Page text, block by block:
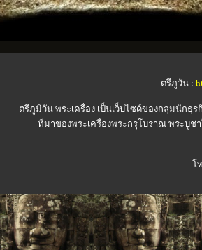
ตรีภูวัน :
ตรีภูมิวัน พระเครื่อง เป็นเว็บไซด์ของกลุ่มนักธุ
ที่มาของพระเครื่องพระกรุโบราณ พระบู
โ